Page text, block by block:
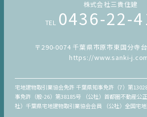
株式会社三貴住建
TEL 0436-22-
〒290-0074 千葉県市原市東国分寺
https://www.sanki-
宅地建物取引業協会免許 千葉県知事免許（7）第
事免許（般-26）第38185号 （公社）首都圏不動産公
社）千葉県宅地建物取引業協会会員 （公社）全国宅